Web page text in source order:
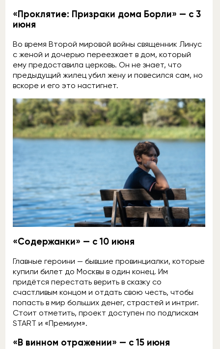
«Проклятие: Призраки дома Борли» — с 3
июня
Во время Второй мировой войны священник Линус
с женой и дочерью переезжает в дом, который
ему предоставила церковь. Он не знает, что
предыдущий жилец убил жену и повесился сам, но
вскоре и его это настигнет.
«Содержанки» — с 10 июня
Главные героини — бывшие провинциалки, которые
купили билет до Москвы в один конец. Им
придётся перестать верить в сказку со
счастливым концом и отдать свою честь, чтобы
попасть в мир больших денег, страстей и интриг.
Стоит отметить, проект доступен по подпискам
START и «Премиум».
«В винном отражении» — с 15 июня